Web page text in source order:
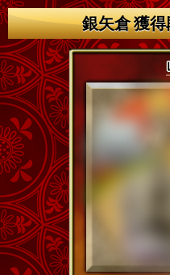
銀矢倉 獲